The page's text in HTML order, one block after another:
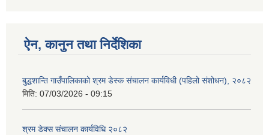
ऐन, कानुन तथा निर्देशिका
बुद्धशान्ति गाउँपालिकाको श्रम डेस्क संचालन कार्यविधी (पहिलो संशोधन), २०८२
मिति: 07/03/2026 - 09:15
श्रम डेक्स संचालन कार्यविधि २०८२